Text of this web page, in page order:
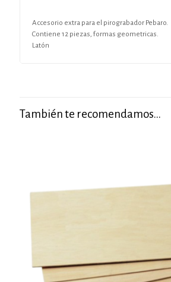
Accesorio extra para el pirograbador Pebaro.
Contiene 12 piezas, formas geometricas.
Latón
También te recomendamos…